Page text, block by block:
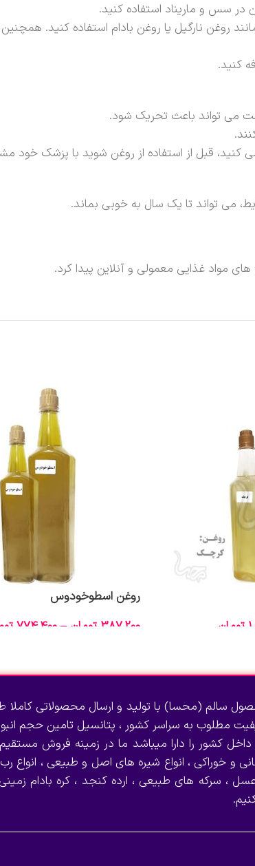
در سس و ماریناد استفاده کنید.
روغن نارگیل یا روغن بادام استفاده کنید.
کنید.
می تواند باعث تحریک شود.
قبل از استفاده از روغن شوید با پزشک خود
می تواند تا یک سال به خوبی بماند.
مواد غذایی معمولی و آنلاین پیدا کرد.
تومان
روغن اسطوخودوس
387,200 تومان –
774,400
سالم (محسا) با تولید و ارسال محصولاتی کاملا
مطلوب به سراسر کشور ، پتانسیل تامین حجم
کشور را دارا میباشد ما در زمینه فروش مستقیم
و خوراکی ، انواع شیره های اصل و طبیعی ، انواع
، سرکه های طبیعی ، ارده کنجد ، کره بادام